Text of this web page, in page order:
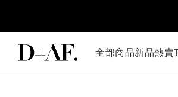
全部商品新品熱賣